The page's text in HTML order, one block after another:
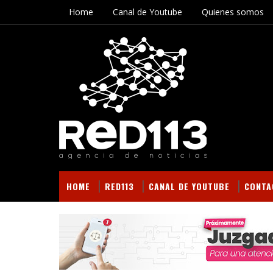
Home Canal de Youtube Quienes somos
HOME RED113 CANAL DE YOUTUBE